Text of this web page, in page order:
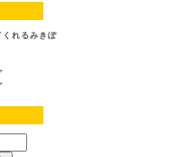
くれるみきぽ